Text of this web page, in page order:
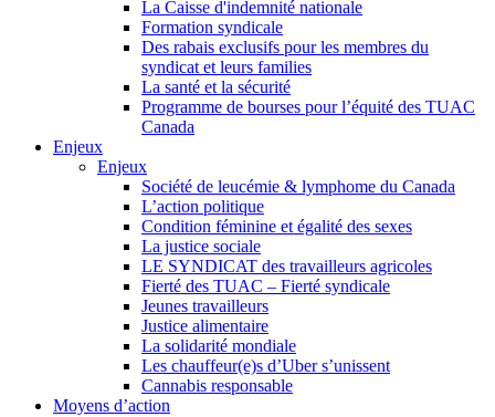
La Caisse d'indemnité nationale
Formation syndicale
Des rabais exclusifs pour les membres du
syndicat et leurs families
La santé et la sécurité
Programme de bourses pour l’équité des TUAC
Canada
Enjeux
Enjeux
Société de leucémie & lymphome du Canada
L’action politique
Condition féminine et égalité des sexes
La justice sociale
LE SYNDICAT des travailleurs agricoles
Fierté des TUAC – Fierté syndicale
Jeunes travailleurs
Justice alimentaire
La solidarité mondiale
Les chauffeur(e)s d’Uber s’unissent
Cannabis responsable
Moyens d’action